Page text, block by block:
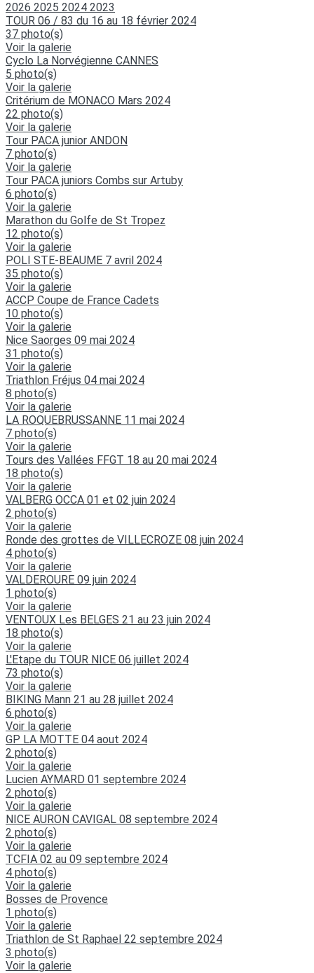
2026 2025 2024 2023
TOUR 06 / 83 du 16 au 18 février 2024
37 photo(s)
Voir la galerie
Cyclo La Norvégienne CANNES
5 photo(s)
Voir la galerie
Critérium de MONACO Mars 2024
22 photo(s)
Voir la galerie
Tour PACA junior ANDON
7 photo(s)
Voir la galerie
Tour PACA juniors Combs sur Artuby
6 photo(s)
Voir la galerie
Marathon du Golfe de St Tropez
12 photo(s)
Voir la galerie
POLI STE-BEAUME 7 avril 2024
35 photo(s)
Voir la galerie
ACCP Coupe de France Cadets
10 photo(s)
Voir la galerie
Nice Saorges 09 mai 2024
31 photo(s)
Voir la galerie
Triathlon Fréjus 04 mai 2024
8 photo(s)
Voir la galerie
LA ROQUEBRUSSANNE 11 mai 2024
7 photo(s)
Voir la galerie
Tours des Vallées FFGT 18 au 20 mai 2024
18 photo(s)
Voir la galerie
VALBERG OCCA 01 et 02 juin 2024
2 photo(s)
Voir la galerie
Ronde des grottes de VILLECROZE 08 juin 2024
4 photo(s)
Voir la galerie
VALDEROURE 09 juin 2024
1 photo(s)
Voir la galerie
VENTOUX Les BELGES 21 au 23 juin 2024
18 photo(s)
Voir la galerie
L'Etape du TOUR NICE 06 juillet 2024
73 photo(s)
Voir la galerie
BIKING Mann 21 au 28 juillet 2024
6 photo(s)
Voir la galerie
GP LA MOTTE 04 aout 2024
2 photo(s)
Voir la galerie
Lucien AYMARD 01 septembre 2024
2 photo(s)
Voir la galerie
NICE AURON CAVIGAL 08 septembre 2024
2 photo(s)
Voir la galerie
TCFIA 02 au 09 septembre 2024
4 photo(s)
Voir la galerie
Bosses de Provence
1 photo(s)
Voir la galerie
Triathlon de St Raphael 22 septembre 2024
3 photo(s)
Voir la galerie